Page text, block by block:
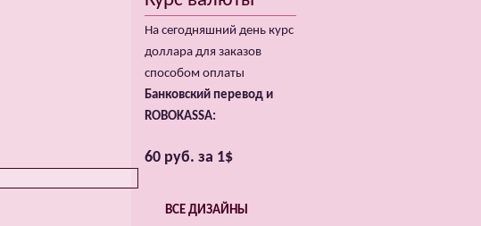
На сегодняшний день курс
доллара для заказов
способом оплаты
Банковский перевод и
ROBOKASSA:
60 руб. за 1$
ВСЕ ДИЗАЙНЫ